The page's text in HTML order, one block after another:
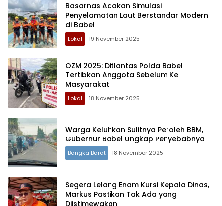
Basarnas Adakan Simulasi
Penyelamatan Laut Berstandar Modern
di Babel
Lokal 19 November 2025
OZM 2025: Ditlantas Polda Babel
Tertibkan Anggota Sebelum Ke
Masyarakat
Lokal 18 November 2025
Warga Keluhkan Sulitnya Peroleh BBM,
Gubernur Babel Ungkap Penyebabnya
Bangka Barat 18 November 2025
Segera Lelang Enam Kursi Kepala Dinas,
Markus Pastikan Tak Ada yang
Diistimewakan